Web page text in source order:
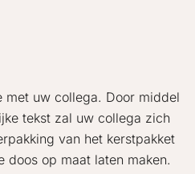
met uw collega. Door middel
tekst zal uw collega zich
van het kerstpakket
doos op maat laten maken.